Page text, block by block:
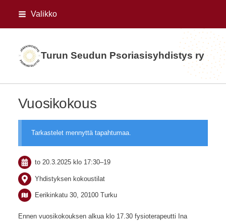
Siirry
sisältöön
Valikko
Turun Seudun Psoriasisyhdistys ry
Vuosikokous
Tarkastelet mennyttä tapahtumaa.
to 20.3.2025 klo 17:30–19
Yhdistyksen kokoustilat
Eerikinkatu 30, 20100 Turku
Ennen vuosikokouksen alkua klo 17.30 fysioterapeutti Ina